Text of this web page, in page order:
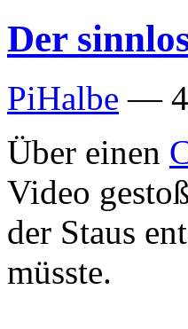
Der
PiHalbe —
Über einen
Video
der Staus
müsste.